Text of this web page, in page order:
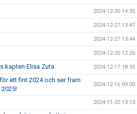
2024-12-30 14:35
2024-12-27 13:47
2024-12-27 13:44
2024-12-20 12:26
kapten Elisa Zuta. 2024-12-17 18:35
ett fint 2024 och ser fram
2024-12-16 09:00
2024-11-20 13:13